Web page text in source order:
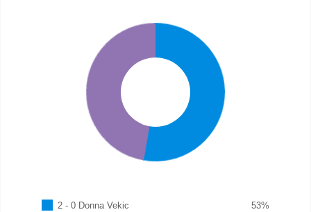
2 - 0 Donna Vekic %
53